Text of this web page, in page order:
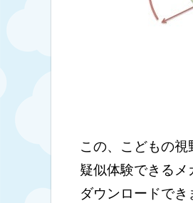
この、こどもの視
疑似体験できるメ
ダウンロードでき